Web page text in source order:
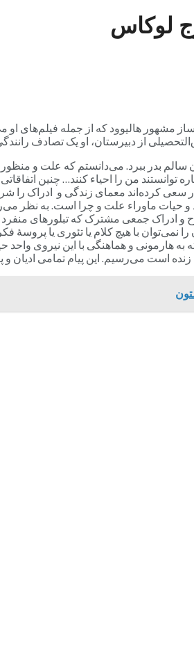
لوکاس
از دبیرستان، او یک تصادف
سالم بدر ببرد. می‌دانستم که علت و
توانستند من را احیاء کنند… چنین
کرده‌اند معمای زندگی و ادراک را
حیات ماوراء علت و چرا است. به نظر
و ادراک جمعی مشترک که تبلورهای
با هیچ کلام یا تئوری یا پروسۀ
به هارمونی و هماهنگی با این نیروی
است می‌رسیم. این پیام تمامی ادیان و